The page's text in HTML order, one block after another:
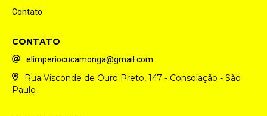
Contato
CONTATO
elimperiocucamonga@gmail.com
Rua Visconde de Ouro Preto, 147 - Consolação - São
Paulo